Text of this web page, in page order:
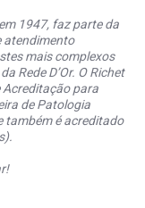
1947, faz parte da
atendimento
mais complexos
Rede D’Or. O Richet
Acreditação para
de Patologia
também é acreditado